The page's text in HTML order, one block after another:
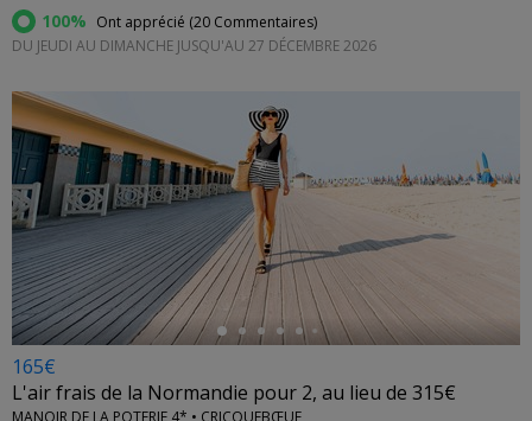
100% Ont apprécié (20 Commentaires)
DU JEUDI AU DIMANCHE JUSQU'AU 27 DÉCEMBRE 2026
←
165€
L'air frais de la Normandie pour 2, au lieu de 315€